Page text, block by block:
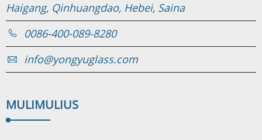
Haigang, Qinhuangdao, Hebei, Saina
0086-400-089-8280
info@yongyuglass.com
MULIMULIUS